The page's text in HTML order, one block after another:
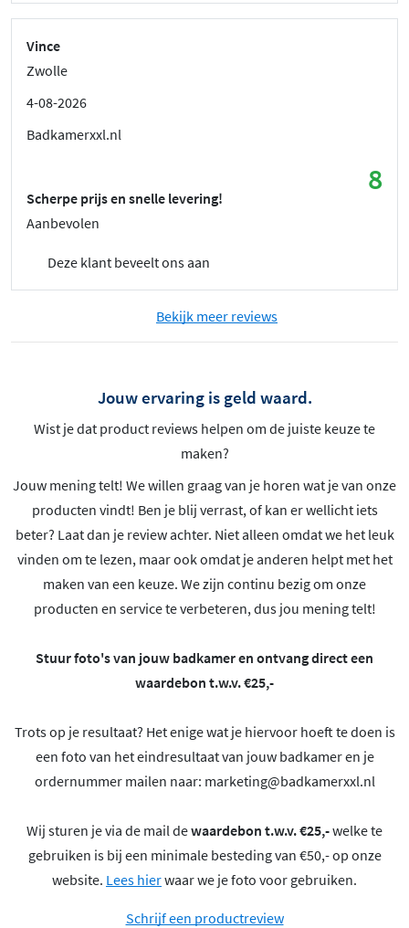
Vince
Zwolle
4-08-2026
Badkamerxxl.nl
8
Scherpe prijs en snelle levering!
Aanbevolen
Deze klant beveelt ons aan
Bekijk meer reviews
Jouw ervaring is geld waard.
Wist je dat product reviews helpen om de juiste keuze te
maken?
Jouw mening telt! We willen graag van je horen wat je van onze
producten vindt! Ben je blij verrast, of kan er wellicht iets
beter? Laat dan je review achter. Niet alleen omdat we het leuk
vinden om te lezen, maar ook omdat je anderen helpt met het
maken van een keuze. We zijn continu bezig om onze
producten en service te verbeteren, dus jou mening telt!
Stuur foto's van jouw badkamer en ontvang direct een
waardebon t.w.v. €25,-
Trots op je resultaat? Het enige wat je hiervoor hoeft te doen is
een foto van het eindresultaat van jouw badkamer en je
ordernummer mailen naar: marketing@badkamerxxl.nl
Wij sturen je via de mail dewaardebon t.w.v. €25,-welke te
gebruiken is bij een minimale besteding van €50,- op onze
website. Lees hierwaar we je foto voor gebruiken.
Schrijf een productreview